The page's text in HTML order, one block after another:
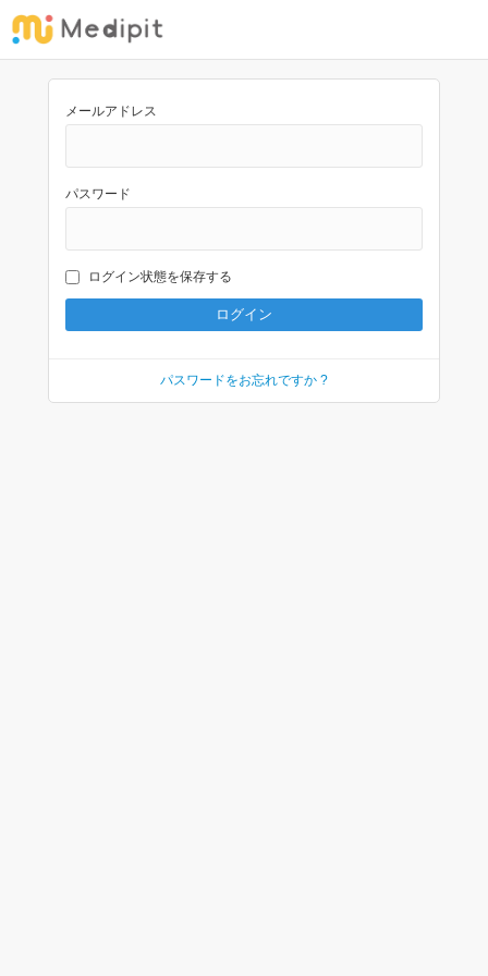
メールアドレス
パスワード
ログイン状態を保存する
パスワードをお忘れですか ?